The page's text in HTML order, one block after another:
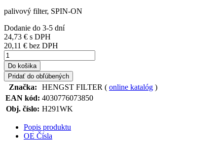
palivový filter, SPIN-ON
Dodanie do 3-5 dní
24,73 € s DPH
20,11 € bez DPH
Do košika
Pridať do obľúbených
Značka: HENGST FILTER ( online katalóg )
EAN kód: 4030776073850
Obj. číslo: H291WK
Popis produktu
OE Čísla